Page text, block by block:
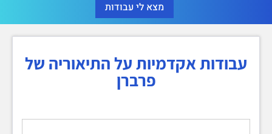
עבודות אקדמיות על התיאוריה של
פרברן